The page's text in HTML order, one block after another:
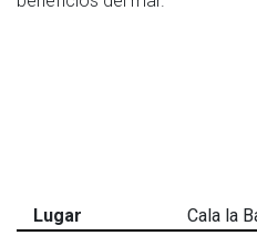
Lugar Cala la